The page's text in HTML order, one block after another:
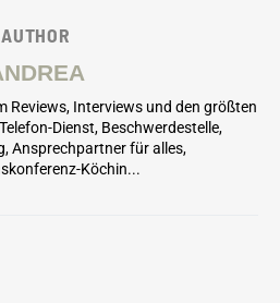
AUTHOR
Reviews, Interviews und den größten
Dienst, Beschwerdestelle,
Ansprechpartner für alles,
Köchin...